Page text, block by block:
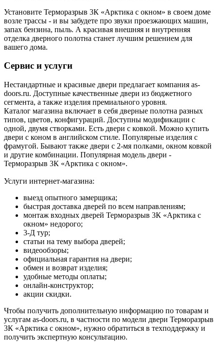
Установите Терморазрыв 3К «Арктика с окном» в своем доме
возле трассы - и вы забудете про звуки проезжающих машин,
запах бензина, пыль. А красивая внешняя и внутренняя
отделка дверного полотна станет лучшим решением для
вашего дома.
Сервис и услуги
Нестандартные и красивые двери предлагает компания as-
doors.ru. Доступные качественные двери из бюджетного
сегмента, а также изделия премиального уровня.
Каталог магазина включает в себя дверные полотна разных
типов, цветов, конфигураций. Доступны модификации с
одной, двумя створками. Есть двери с ковкой. Можно купить
двери с коном в английском стиле. Популярные изделия с
фрамугой. Бывают также двери с 2-мя полками, окном ковкой
и другие комбинации. Популярная модель двери -
Терморазрыв 3К «Арктика с окном».
Услуги интернет-магазина:
выезд опытного замерщика;
быстрая доставка дверей по всем направлениям;
монтаж входных дверей Терморазрыв 3К «Арктика с
окном» недорого;
3-Д тур;
статьи на тему выбора дверей;
видеообзоры;
официальная гарантия на двери;
обмен и возврат изделия;
удобные методы оплаты;
онлайн-конструктор;
акции скидки.
Чтобы получить дополнительную информацию по товарам и
услугам as-doors.ru, в частности по модели двери Терморазрыв
3К «Арктика с окном», нужно обратиться в техподдержку и
получить экспертную консультацию.